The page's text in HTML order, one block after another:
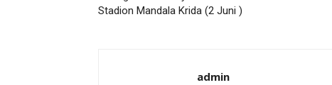
Stadion Mandala Krida (2 Juni )
admin